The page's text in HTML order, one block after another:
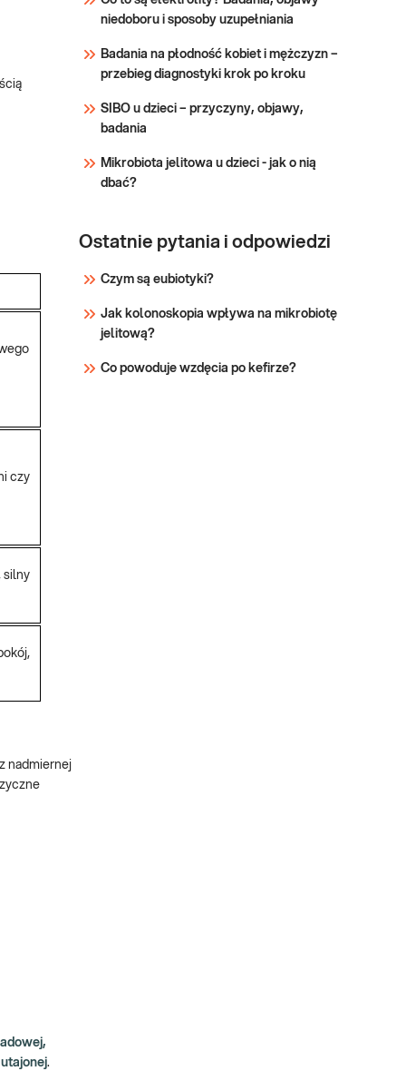
czy
silny
nadmiernej
.
homeostazy wapnia w
kostnego, nerek, serca i układu
pokarmowego.
Sprawdź
niedoboru i sposoby uzupełniania
Badania na płodność kobiet i mężczyzn –
przebieg diagnostyki krok po kroku
SIBO u dzieci – przyczyny, objawy,
badania
Mikrobiota jelitowa u dzieci - jak o nią
dbać?
Ostatnie pytania i odpowiedzi
Czym są eubiotyki?
Jak kolonoskopia wpływa na mikrobiotę
jelitową?
Co powoduje wzdęcia po kefirze?